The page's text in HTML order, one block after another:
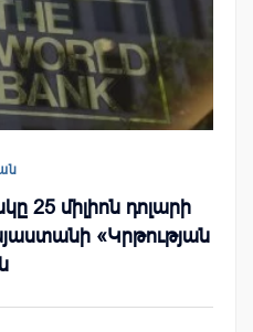
25 միլիոն դոլարի
«Կրթության